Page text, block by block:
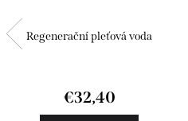
Regenerační pleťová voda
€32,40